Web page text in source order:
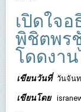
เปิดใจอ
พิชิตพร
โดดงาน
เขียนวันที่ วันจันท
เขียนโดย